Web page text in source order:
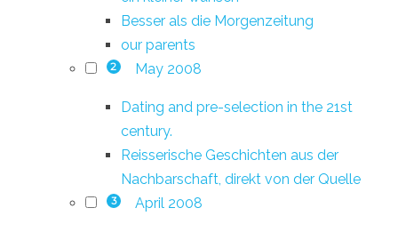
Besser als die Morgenzeitung
our parents
2 May 2008
Dating and pre-selection in the 21st
century.
Reisserische Geschichten aus der
Nachbarschaft, direkt von der Quelle
3 April 2008